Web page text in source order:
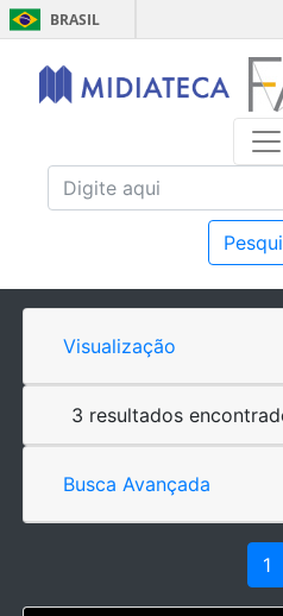
BRASIL
Visualização
3 resultados
Busca Avançada
1